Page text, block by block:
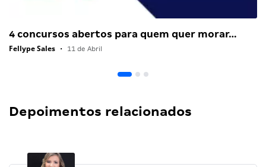
4 concursos abertos para quem quer morar…
Fellype Sales • 11 de Abril
Depoimentos relacionados